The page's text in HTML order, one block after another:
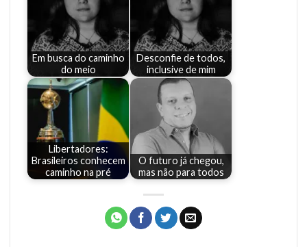
Em busca do caminho
do meio
Desconfie de todos,
inclusive de mim
Libertadores:
Brasileiros conhecem
caminho na pré
O futuro já chegou,
mas não para todos